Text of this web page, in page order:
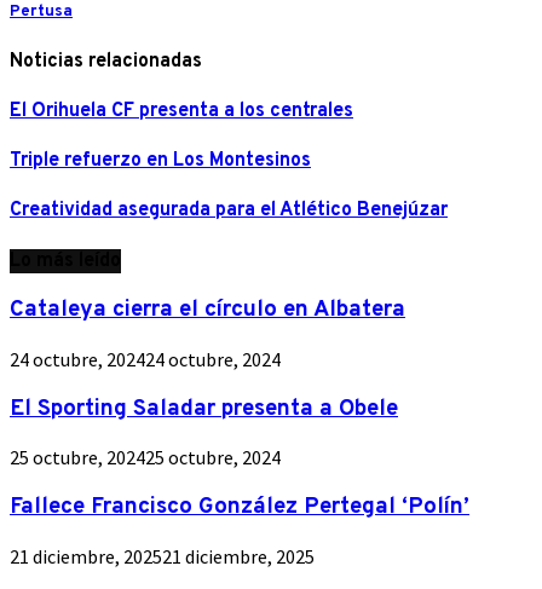
Pertusa
Noticias relacionadas
El Orihuela CF presenta a los centrales
Triple refuerzo en Los Montesinos
Creatividad asegurada para el Atlético Benejúzar
Cataleya cierra el círculo en Albatera
24 octubre, 202424 octubre, 2024
El Sporting Saladar presenta a Obele
25 octubre, 202425 octubre, 2024
Fallece Francisco González Pertegal ‘Polín’
21 diciembre, 202521 diciembre, 2025